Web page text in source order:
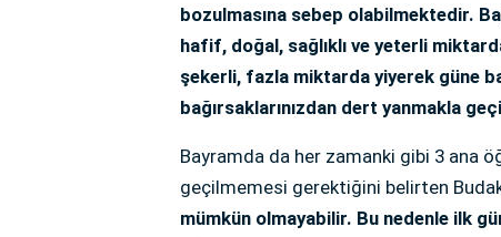
bozulmasına sebep olabilmektedir.
hafif, doğal, sağlıklı ve yeterli
şekerli, fazla miktarda yiyerek güne
bağırsaklarınızdan dert yanmakla
Bayramda da her zamanki gibi 3 ana
geçilmemesi gerektiğini belirten
mümkün olmayabilir. Bu nedenle ilk